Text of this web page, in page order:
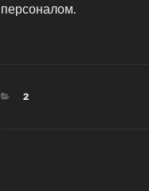
персоналом.
CATEGORIES
2